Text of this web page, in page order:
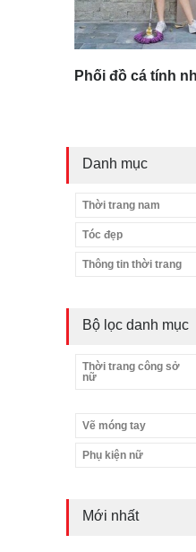
Phối đồ cá tính
Danh mục
Thời trang nam
Tóc đẹp
Thông tin thời trang
Bộ lọc danh mục
Thời trang công sở
nữ
Vẽ móng tay
Phụ kiện nữ
Mới nhất